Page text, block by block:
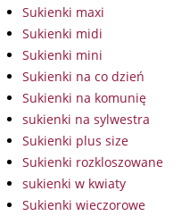
Sukienki maxi
Sukienki midi
Sukienki mini
Sukienki na co dzień
Sukienki na komunię
sukienki na sylwestra
Sukienki plus size
Sukienki rozkloszowane
sukienki w kwiaty
Sukienki wieczorowe